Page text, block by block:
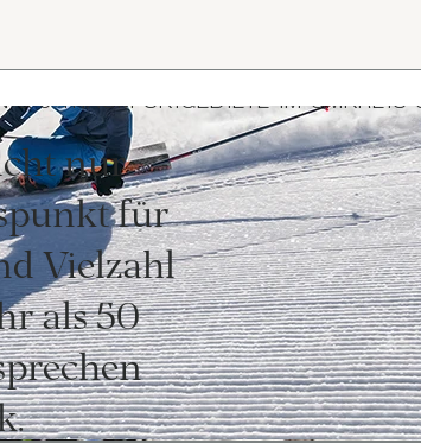
& 8 TRAUM-SKIGEBIETE IM UMKREIS
nur
für
Vielzahl
als 50